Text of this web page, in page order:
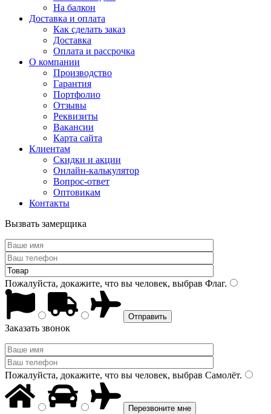
На балкон
Доставка и оплата
Как сделать заказ
Доставка
Оплата и рассрочка
О компании
Производство
Гарантия
Портфолио
Отзывы
Реквизиты
Вакансии
Карта сайта
Клиентам
Скидки и акции
Онлайн-калькулятор
Вопрос-ответ
Оптовикам
Контакты
Вызвать замерщика
Пожалуйста, докажите, что вы человек, выбрав Флаг.
Заказать звонок
Пожалуйста, докажите, что вы человек, выбрав Самолёт.